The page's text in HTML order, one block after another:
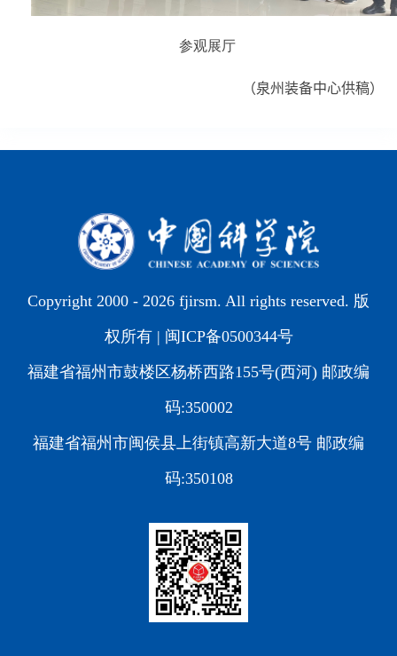
参观展厅
（泉州装备中心供稿）
Copyright 2000 - 2026 fjirsm. All rights reserved. 版
权所有 | 闽ICP备0500344号
福建省福州市鼓楼区杨桥西路155号(西河) 邮政编
码:350002
福建省福州市闽侯县上街镇高新大道8号 邮政编
码:350108